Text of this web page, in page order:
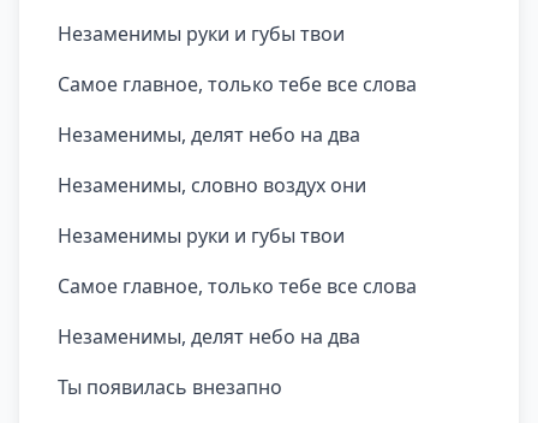
Незаменимы руки и губы твои
Самое главное, только тебе все слова
Незаменимы, делят небо на два
Незаменимы, словно воздух они
Незаменимы руки и губы твои
Самое главное, только тебе все слова
Незаменимы, делят небо на два
Ты появилась внезапно